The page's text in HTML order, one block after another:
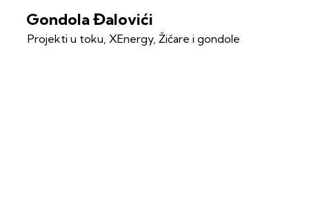
Gondola Đalovići
Projekti u toku, XEnergy, Žičare i gondole